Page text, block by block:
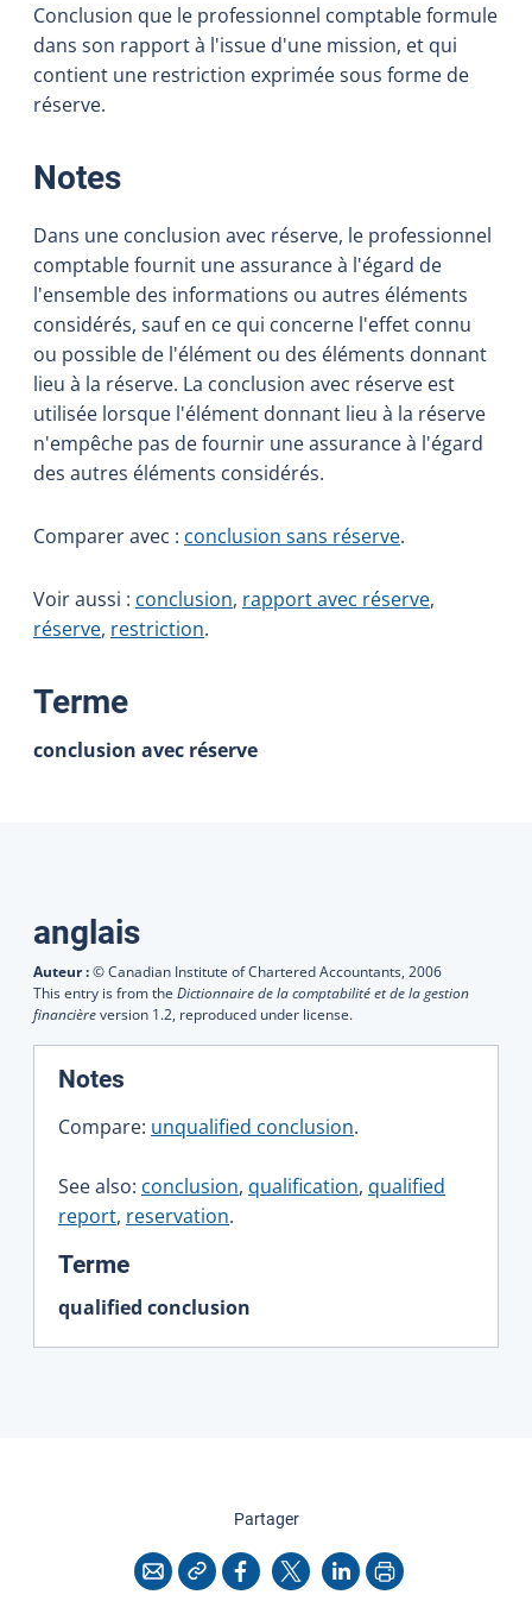
Conclusion que le professionnel comptable formule
dans son rapport à l'issue d'une mission, et qui
contient une restriction exprimée sous forme de
réserve.
Notes:
Dans une conclusion avec réserve, le professionnel
comptable fournit une assurance à l'égard de
l'ensemble des informations ou autres éléments
considérés, sauf en ce qui concerne l'effet connu
ou possible de l'élément ou des éléments donnant
lieu à la réserve. La conclusion avec réserve est
utilisée lorsque l'élément donnant lieu à la réserve
n'empêche pas de fournir une assurance à l'égard
des autres éléments considérés.
Comparer avec : conclusion sans réserve.
Voir aussi : conclusion, rapport avec réserve,
réserve, restriction.
Terme:
conclusion avec réserve
Traductions
anglais
Auteur :© Canadian Institute of Chartered Accountants, 2006
This entry is from the Dictionnaire de la comptabilité et de la gestion
financièreversion 1.2, reproduced under license.
Notes
Compare: unqualified conclusion.
See also: conclusion, qualification, qualified
report, reservation.
Terme:
qualified conclusion
Partagercette page
CourrielCopier l'adresse
Facebook
X LinkedInImprimer